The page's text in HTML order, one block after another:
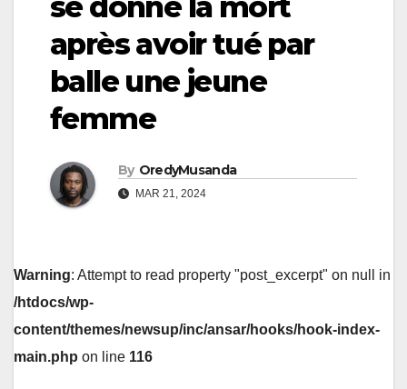
après avoir tué par
balle une jeune
femme
By OredyMusanda
MAR 21, 2024
Warning: Attempt to read property "post_excerpt" on null in
/htdocs/wp-
content/themes/newsup/inc/ansar/hooks/hook-index-
main.php on line 116